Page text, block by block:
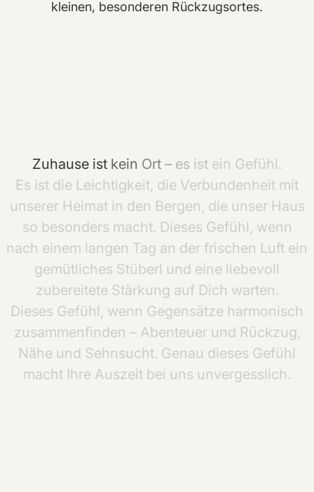
kleinen, besonderen Rückzugsortes.
Zuhause ist kein Ort – es ist ein Gefühl.
Es ist die Leichtigkeit, die Verbundenheit mit
unserer Heimat in den Bergen, die unser Haus
so besonders macht. Dieses Gefühl, wenn
nach einem langen Tag an der frischen Luft ein
gemütliches Stüberl und eine liebevoll
zubereitete Stärkung auf Dich warten.
Dieses Gefühl, wenn Gegensätze harmonisch
zusammenfinden – Abenteuer und Rückzug,
Nähe und Sehnsucht. Genau dieses Gefühl
macht Ihre Auszeit bei uns unvergesslich.